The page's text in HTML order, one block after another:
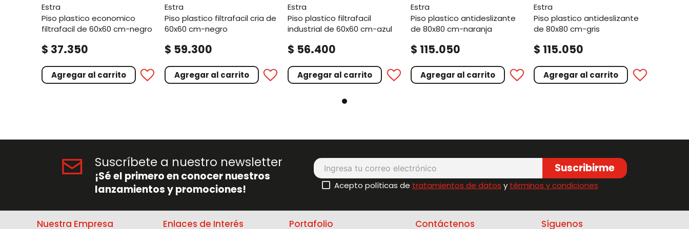
estra
piso plastico economico
filtrafacil de 60x60 cm-negro
$ 37.350
Agregar al carrito
estra
piso plastico filtrafacil cria de
60x60 cm-negro
$ 59.300
Agregar al carrito
estra
piso plastico filtrafacil
industrial de 60x60 cm-azul
$ 56.400
Agregar al carrito
estra
piso plastico antideslizante
de 80x80 cm-naranja
$ 115.050
Agregar al carrito
estra
piso plastico antideslizante
de 80x80 cm-gris
$ 115.050
Agregar al carrito
Suscríbete a nuestro newsletter
¡Sé el primero en conocer nuestros
lanzamientos y promociones!
Suscribirme
Acepto políticas de tratamientos de datos y términos y condiciones
Nuestra Empresa Enlaces de Interés Portafolio Contáctenos Síguenos